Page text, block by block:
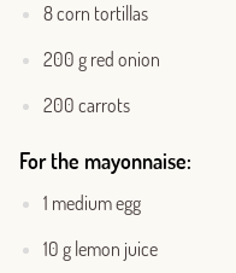
8 corn tortillas
200 g red onion
200 carrots
For the mayonnaise:
1 medium egg
10 g lemon juice